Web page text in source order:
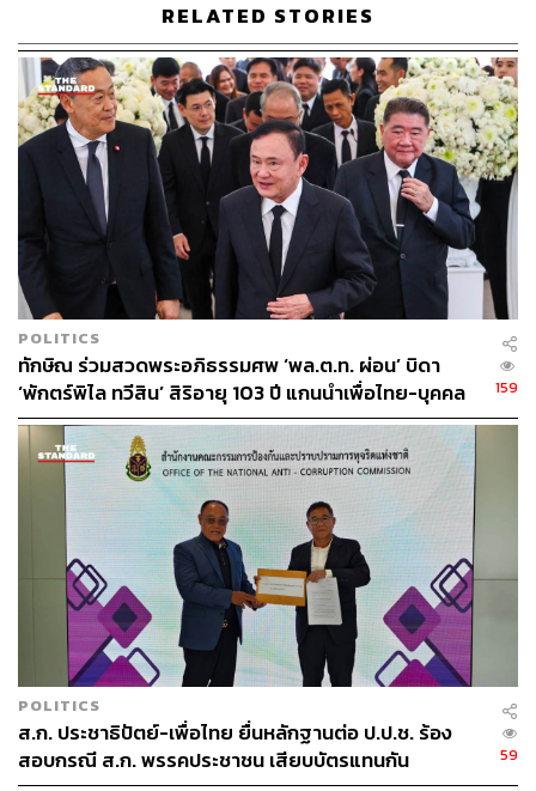
พลตำรวจเอกศรีวราห์ ยืนยัน การแจ้งข้อกล่าวหาครั้งนี้ ไม่ใช่
การกลั่นแกล้ง แต่ คสช. ได้มาร้องทุกข์กล่าวโทษ ดังนั้น
ตำรวจก็ต้องดำเนินการตามขั้นตอน
ส่วนการตั้งข้อสังเกตว่า ที่ผ่านมาของพรรคเพื่อไทยที่เคยมี
แถลงข่าวในลักษณะวิพากษ์วิจารณ์ แต่ไม่มีการดำเนินคดี
ครั้งนี้เป็นเพราะมีการพาดพิงผลงาน 4 ปี รัฐบาลและ คสช.
หรือไม่นั้น พลตำรวจเอกศรีวราห์บอกว่าไม่ทราบ เพราะไม่
อยากชี้นำสังคม แต่ยืนยันตำรวจทำหน้าที่อย่างตรงไปตรงมา
และดำเนินการตามพยานหลักฐาน ซึ่งตำรวจได้สอบพยานผู้
เกี่ยวข้องจำนวน 8 ปาก ก่อนออกหมายเรียกแกนนำทั้ง 8 คน
มานับทราบข้อกล่าวหา ส่วนอีก 1 คนที่เป็นแอดมินเพจพรรค
เพื่อไทย จะเดินทางมาในวันพรุ่งนี้
RELATED STORIES
POLITICS
ทักษิณ ร่วมสวดพระอภิธรรมศพ ‘พล.ต.ท. ผ่อน’ บิดา
‘พักตร์พิไล ทวีสิน’ สิริอายุ 103 ปี แกนนำเพื่อไทย-บุคคล
หลากวงการร่วมอาลัย
159
POLITICS
ส.ก. ประชาธิปัตย์-เพื่อไทย ยื่นหลักฐานต่อ ป.ป.ช. ร้อง
สอบกรณี ส.ก. พรรคประชาชน เสียบบัตรแทนกัน
59